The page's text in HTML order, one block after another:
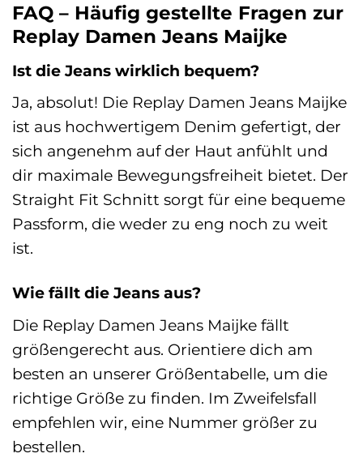
FAQ – Häufig gestellte Fragen zur
Replay Damen Jeans Maijke
Ist die Jeans wirklich bequem?
Ja, absolut! Die Replay Damen Jeans Maijke
ist aus hochwertigem Denim gefertigt, der
sich angenehm auf der Haut anfühlt und
dir maximale Bewegungsfreiheit bietet. Der
Straight Fit Schnitt sorgt für eine bequeme
Passform, die weder zu eng noch zu weit
ist.
Wie fällt die Jeans aus?
Die Replay Damen Jeans Maijke fällt
größengerecht aus. Orientiere dich am
besten an unserer Größentabelle, um die
richtige Größe zu finden. Im Zweifelsfall
empfehlen wir, eine Nummer größer zu
bestellen.